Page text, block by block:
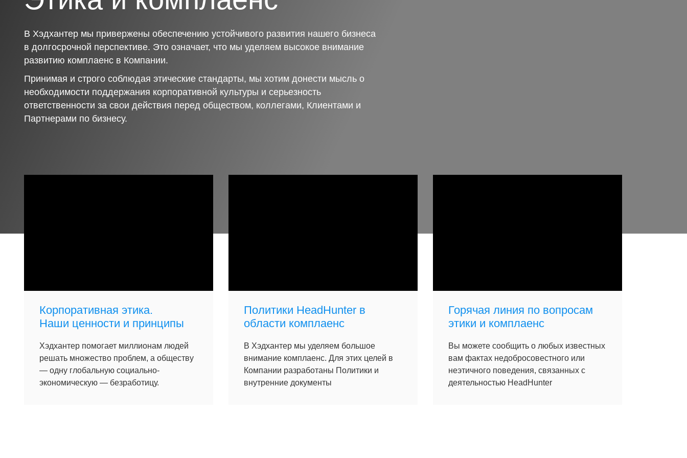
В Хэдхантер мы привержены обеспечению устойчивого развития нашего бизнеса
в долгосрочной перспективе. Это означает, что мы уделяем высокое внимание
развитию комплаенс в Компании.
Принимая и строго соблюдая этические стандарты, мы хотим донести мысль о
необходимости поддержания корпоративной культуры и серьезность
ответственности за свои действия перед обществом, коллегами, Клиентами и
Партнерами по бизнесу.
Корпоративная этика.
Наши ценности и принципы
Хэдхантер помогает миллионам людей
решать множество проблем, а обществу
— одну глобальную социально-
экономическую — безработицу.
Политики HeadHunter в
области комплаенс
В Хэдхантер мы уделяем большое
внимание комплаенс. Для этих целей в
Компании разработаны Политики и
внутренние документы
Горячая линия по вопросам
этики и комплаенс
Вы можете сообщить о любых известных
вам фактах недобросовестного или
неэтичного поведения, связанных с
деятельностью HeadHunter